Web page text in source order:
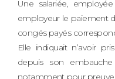
Une salariée,
employeur le paiement
congés payés
Elle indiquait n’avoir
depuis son
notamment pour preuve